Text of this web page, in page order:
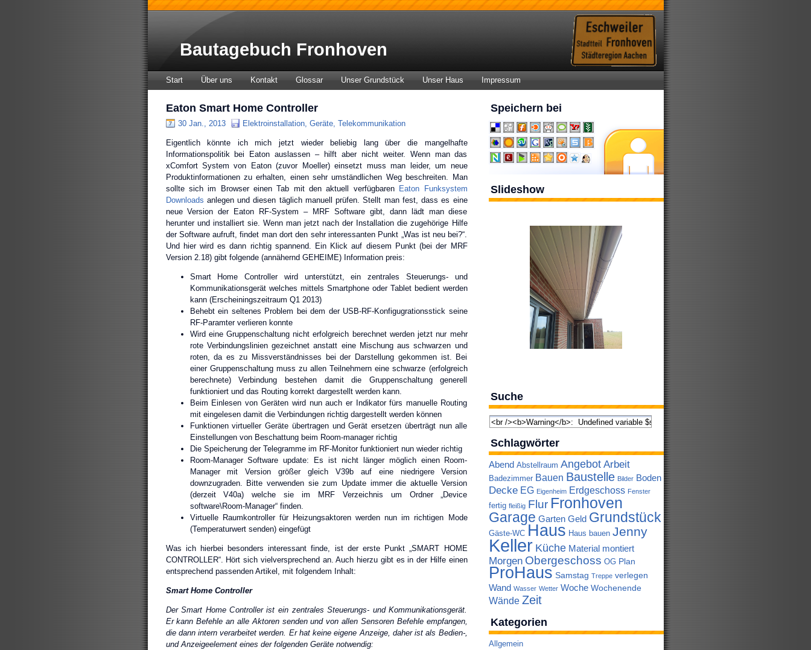
Bautagebuch Fronhoven
Start Über uns Kontakt Glossar Unser Grundstück Unser Haus Impressum
Eaton Smart Home Controller
30 Jan., 2013 Elektroinstallation, Geräte, Telekommunikation
Eigentlich könnte ich mich jetzt wieder beliebig lang über die mangelhafte
Informationspolitik bei Eaton auslassen – hilft aber nicht weiter. Wenn man das
xComfort System von Eaton (zuvor Moeller) einsetzt muss man leider, um neue
Produktinformationen zu erhalten, einen sehr umständlichen Weg beschreiten. Man
sollte sich im Browser einen Tab mit den aktuell verfügbaren Eaton Funksystem
Downloads anlegen und diesen täglich manuell prüfen. Stellt man fest, dass es eine
neue Version der Eaton RF-System – MRF Software gibt, dann lädt man diese
herunter und installiert sie. Wenn man jetzt nach der Installation die zugehörige Hilfe
der Software aufruft, findet man dort den sehr interessanten Punkt „Was ist neu bei?“.
Und hier wird es dann richtig spannend. Ein Klick auf diesem Punkt (bei der MRF
Version 2.18) gibt folgende (annähernd GEHEIME) Information preis:
Smart Home Controller wird unterstützt, ein zentrales Steuerungs- und
Kommunikationsgerät welches mittels Smartphone oder Tablet bedient werden
kann (Erscheiningszeitraum Q1 2013)
Behebt ein seltenes Problem bei dem der USB-RF-Konfigugrationsstick seine
RF-Paramter verlieren konnte
Wird eine Gruppenschaltung nicht erfolgreich berechnet werden jetzt nur mehr
rote Verbindungslinien gezeichnet anstatt eine Mischung aus schwarzen und
roten, da es zu Missverständnisses bei der Darstellung gekommen ist. Bei
einer Gruppenschaltung muss zu allen Teilnehmern eine schwarze (erfolgreich
berechnete) Verbindung bestehen damit die Gruppenschaltung generell
funktioniert und das Routing korrekt dargestellt werden kann.
Beim Einlesen von Geräten wird nun auch er Indikator fürs manuelle Routing
mit eingelesen damit die Verbindungen richtig dargestellt werden können
Funktionen virtueller Geräte übertragen und Gerät ersetzen überträgt nun alle
Einstellungen von Beschattung beim Room-manager richtig
Die Speicherung der Telegramme im RF-Monitor funktioniert nun wieder richtig
Room-Manager Software update: Es ist nicht länger möglich einen Room-
Manager mit Version größer gleich V39b auf eine niedrigere Version
downzugraden. Bitte verwenden sie zum Update immer die aktuelle Version
(derzeit V40a) welche sie im MRF Verzeichnis um Ordner „Device
software\Room-Manager“ finden.
Virtuelle Raumkontroller für Heizungsaktoren werden nun im richtigen Mode
(Temperaturwert senden) eingefügt
Was ich hierbei besonders interessant finde, ist der erste Punkt „SMART HOME
CONTROLLER“. Hört sich vielversprechend an. Auch hierzu gibt es in der Hilfe einen
entsprechend passenden Artikel, mit folgendem Inhalt:
Smart Home Controller
Der Smart Home Controller ist ein zentrales Steuerungs- und Kommunikationsgerät.
Er kann Befehle an alle Aktoren senden und von allen Sensoren Befehle empfangen,
die dann intern verarbeitet werden. Er hat keine eigene Anzeige, daher ist als Bedien-,
und Anzeigeelement eines der folgenden Geräte notwendig:
Speichern bei
Slideshow
Suche
Schlagwörter
Abend Abstellraum Angebot Arbeit
Badezimmer Bauen Baustelle Bilder Boden
Decke EG Eigenheim Erdgeschoss Fenster
fertig fleißig Flur Fronhoven
Garage Garten Geld Grundstück
Gäste-WC Haus Haus bauen Jenny
Keller Küche Material montiert
Morgen Obergeschoss OG Plan
ProHaus Samstag Treppe verlegen
Wand Wasser Wetter Woche Wochenende
Wände Zeit
Kategorien
Allgemein